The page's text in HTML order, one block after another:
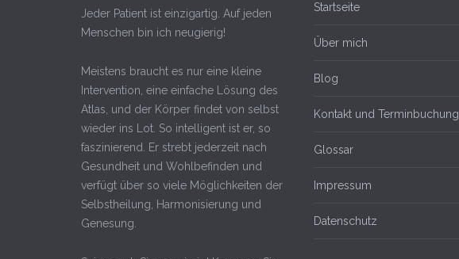
Jeder Patient ist einzigartig. Auf jeden
Menschen bin ich neugierig!
Meistens braucht es nur eine kleine
Intervention, eine einfache Lösung des
Atlas, und der Körper findet von selbst
wieder ins Lot. So intelligent ist er, so
faszinierend. Er strebt jederzeit nach
Gesundheit und Wohlbefinden und
verfügt über so viele Möglichkeiten der
Selbstheilung, Harmonisierung und
Genesung.
Startseite
Über mich
Blog
Kontakt und Terminbuchung
Glossar
Impressum
Datenschutz